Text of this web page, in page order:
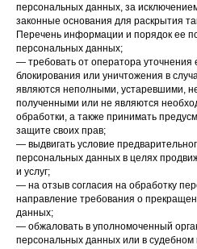
персональных данных, за
законные основания для раскрытия
Перечень информации и порядок ее
персональных данных;
— требовать от оператора уточнения
блокирования или уничтожения в
являются неполными, устаревшими,
полученными или не являются
обработки, а также принимать
защите своих прав;
— выдвигать условие
персональных данных в целях
и услуг;
— на отзыв согласия на обработку
направление требования о
данных;
— обжаловать в уполномоченный
персональных данных или в